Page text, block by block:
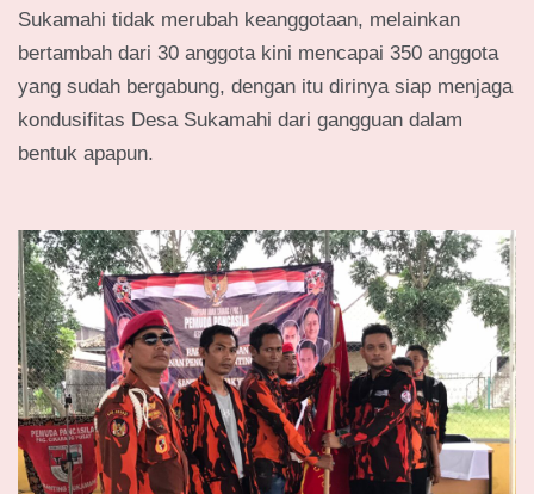
Sukamahi tidak merubah keanggotaan, melainkan
bertambah dari 30 anggota kini mencapai 350 anggota
yang sudah bergabung, dengan itu dirinya siap menjaga
kondusifitas Desa Sukamahi dari gangguan dalam
bentuk apapun.